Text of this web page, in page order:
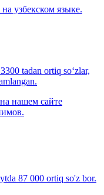
узбекском языке.
tadan ortiq so‘zlar,
нашем сайте
87 000 ortiq so'z bor.